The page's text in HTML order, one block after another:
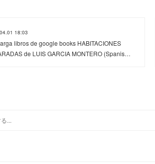
18:03
libros de google books HABITACIONES
de LUIS GARCIA MONTERO (Spanis…